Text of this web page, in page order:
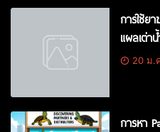
การใช้ย
แผลเต่า
20 ม.
การหา